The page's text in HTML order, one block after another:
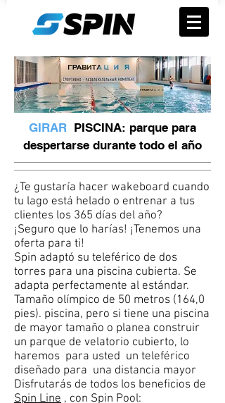
GIRAR PISCINA: parque para
despertarse durante todo el año
¿Te gustaría hacer wakeboard cuando
tu lago está helado o entrenar a tus
clientes los 365 días del año?
¡Seguro que lo harías! ¡Tenemos una
oferta para ti!
Spin adaptó su teleférico de dos
torres para una piscina cubierta. Se
adapta perfectamente al estándar.
Tamaño olímpico de 50 metros (164,0
pies). piscina, pero si tiene una piscina
de mayor tamaño o planea construir
un parque de velatorio cubierto, lo
haremos para usted un teleférico
diseñado para una distancia mayor
Disfrutarás de todos los beneficios de
Spin Line , con Spin Pool: